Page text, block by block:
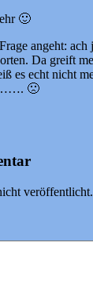
🙂
angeht:
Da greift
es echt nicht
🙁
veröffentlicht.